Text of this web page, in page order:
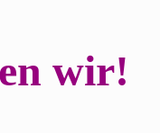
wir!